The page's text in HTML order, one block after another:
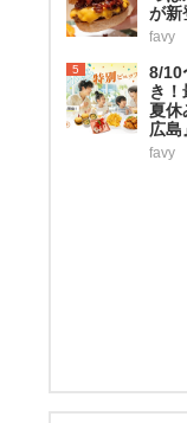
が新
favy
5
8/10
き
夏休
広島
favy